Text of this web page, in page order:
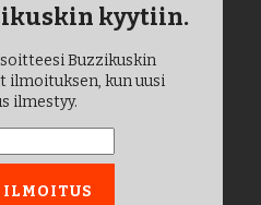
kyytiin.
Buzzikuskin
ilmoituksen, kun uusi
ilmestyy.